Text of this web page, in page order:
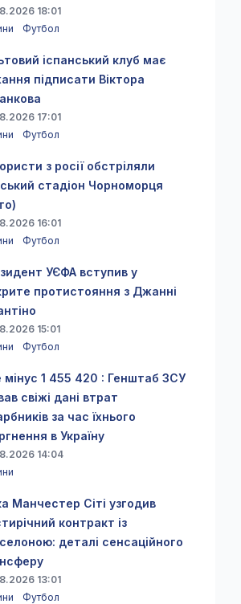
18:01
Футбол
іспанський клуб має
підписати Віктора
17:01
Футбол
з росії обстріляли
стадіон Чорноморця
16:01
Футбол
УЄФА вступив у
протистояння з Джанні
15:01
Футбол
мінус 1 455 420 : Генштаб ЗСУ
свіжі дані втрат
за час їхнього
в Україну
14:04
Манчестер Сіті узгодив
контракт із
деталі сенсаційного
13:01
Футбол